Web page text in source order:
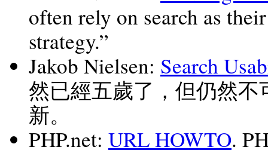
often rely on search as
strategy.
Jakob Nielsen: Search
然已經五歲了，但仍然
新。
PHP.net: URL HOWTO.